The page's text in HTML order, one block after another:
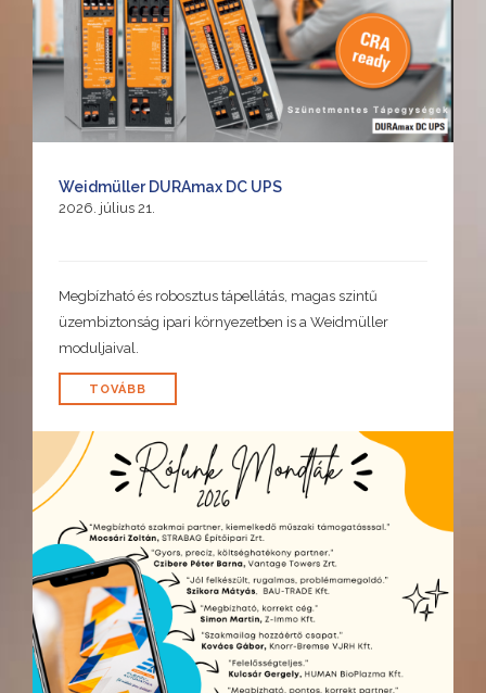
Weidmüller DURAmax DC UPS
2026. július 21.
Megbízható és robosztus tápellátás, magas szintű
üzembiztonság ipari környezetben is a Weidmüller
moduljaival.
TOVÁBB